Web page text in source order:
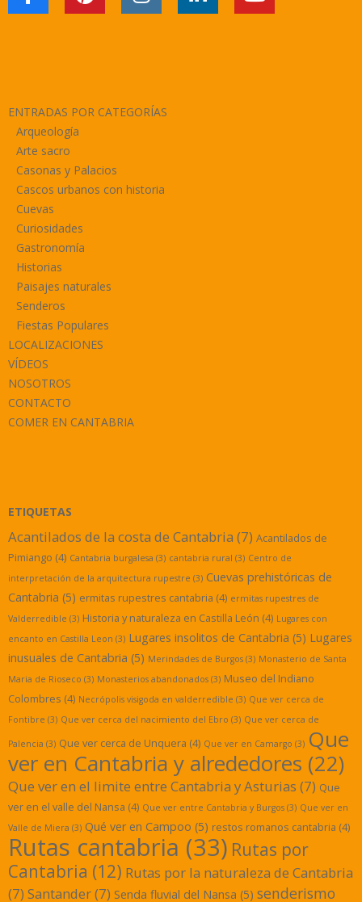
ENTRADAS POR CATEGORÍAS
Arqueología
Arte sacro
Casonas y Palacios
Cascos urbanos con historia
Cuevas
Curiosidades
Gastronomía
Historias
Paisajes naturales
Senderos
Fiestas Populares
LOCALIZACIONES
VÍDEOS
NOSOTROS
CONTACTO
COMER EN CANTABRIA
ETIQUETAS
Acantilados de la costa de Cantabria (7) Acantilados de
Pimiango (4) Cantabria burgalesa (3) cantabria rural (3) Centro de
interpretación de la arquitectura rupestre (3) Cuevas prehistóricas de
Cantabria (5) ermitas rupestres cantabria (4) ermitas rupestres de
Valderredible (3) Historia y naturaleza en Castilla León (4) Lugares con
encanto en Castilla Leon (3) Lugares insolitos de Cantabria (5) Lugares
inusuales de Cantabria (5) Merindades de Burgos (3) Monasterio de Santa
Maria de Rioseco (3) Monasterios abandonados (3) Museo del Indiano
Colombres (4) Necrópolis visigoda en valderredible (3) Que ver cerca de
Fontibre (3) Que ver cerca del nacimiento del Ebro (3) Que ver cerca de
Palencia (3) Que ver cerca de Unquera (4) Que ver en Camargo (3) Que
ver en Cantabria y alrededores (22)
Que ver en el limite entre Cantabria y Asturias (7) Que
ver en el valle del Nansa (4) Que ver entre Cantabria y Burgos (3) Que ver en
Valle de Miera (3) Qué ver en Campoo (5) restos romanos cantabria (4)
Rutas cantabria (33) Rutas por
Cantabria (12) Rutas por la naturaleza de Cantabria
(7) Santander(7) Senda fluvial del Nansa (5) senderismo